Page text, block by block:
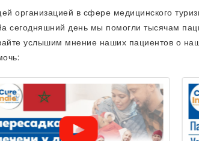
в сфере медицинского
день мы помогли тысячам
услышим мнение наших пациентов о